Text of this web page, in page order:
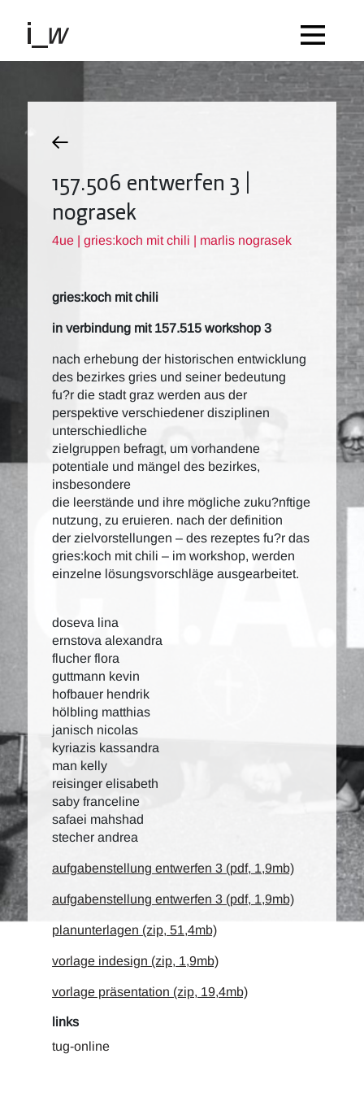
157.506 entwerfen 3 |
nograsek
4ue | gries:koch mit chili | marlis nograsek
gries:koch mit chili
in verbindung mit 157.515 workshop 3
nach erhebung der historischen entwicklung
des bezirkes gries und seiner bedeutung
fu?r die stadt graz werden aus der
perspektive verschiedener disziplinen
unterschiedliche
zielgruppen befragt, um vorhandene
potentiale und mängel des bezirkes,
insbesondere
die leerstände und ihre mögliche zuku?nftige
nutzung, zu eruieren. nach der definition
der zielvorstellungen – des rezeptes fu?r das
gries:koch mit chili – im workshop, werden
einzelne lösungsvorschläge ausgearbeitet.
doseva lina
ernstova alexandra
flucher flora
guttmann kevin
hofbauer hendrik
hölbling matthias
janisch nicolas
kyriazis kassandra
man kelly
reisinger elisabeth
saby franceline
safaei mahshad
stecher andrea
aufgabenstellung entwerfen 3 (pdf, 1,9mb)
aufgabenstellung entwerfen 3 (pdf, 1,9mb)
planunterlagen (zip, 51,4mb)
vorlage indesign (zip, 1,9mb)
vorlage präsentation (zip, 19,4mb)
links
tug-online